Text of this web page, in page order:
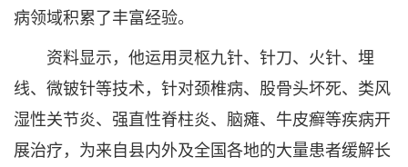
病领域积累了丰富经验。
资料显示，他运用灵枢九针、针刀、火针、埋
线、微铍针等技术，针对颈椎病、股骨头坏死、类风
湿性关节炎、强直性脊柱炎、脑瘫、牛皮癣等疾病开
展治疗，为来自县内外及全国各地的大量患者缓解长